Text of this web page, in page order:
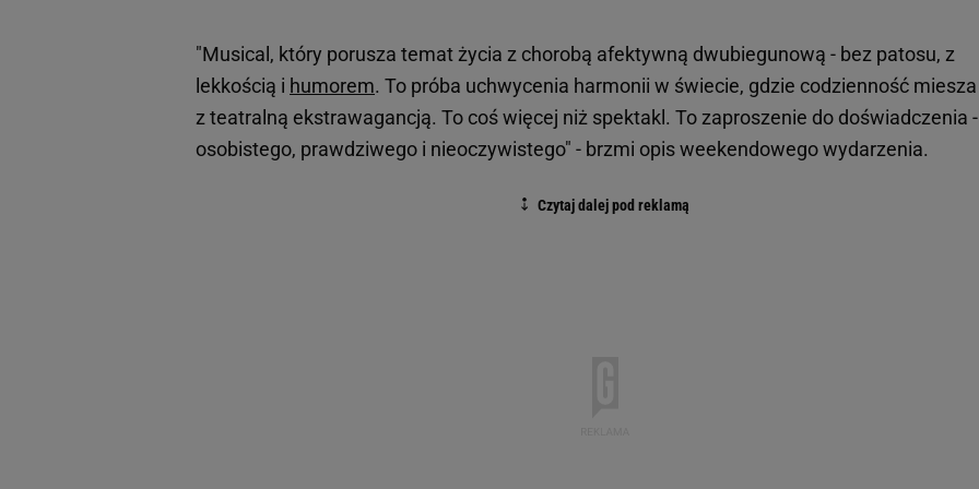
"Musical, który porusza temat życia z chorobą afektywną dwubiegunową - bez patosu, z
lekkością i humorem. To próba uchwycenia harmonii w świecie, gdzie codzienność
z teatralną ekstrawagancją. To coś więcej niż spektakl. To zaproszenie do doświadczenia -
osobistego, prawdziwego i nieoczywistego" - brzmi opis weekendowego wydarzenia.